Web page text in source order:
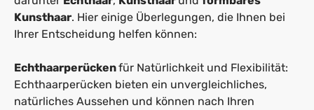
Kunsthaar. Hier einige Überlegungen, die Ihnen bei
Ihrer Entscheidung helfen können:
Echthaarperückenfür Natürlichkeit und Flexibilität:
Echthaarperücken bieten ein unvergleichliches,
natürliches Aussehen und können nach Ihren